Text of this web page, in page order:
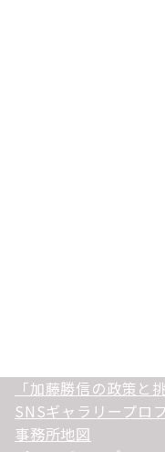
「加藤勝信の政策と挑
SNSギャラリープロ
事務所地図